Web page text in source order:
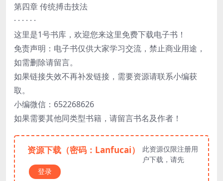
第四章 传统搏击技法
· · · · · ·
这里是1号书库，欢迎您来这里免费下载电子书！
免责声明：电子书仅供大家学习交流，禁止商业用途，
如需删除请留言。
如果链接失效不再补发链接，需要资源请联系小编获
取。
小编微信：652268626
如果需要其他同类型书籍，请留言书名及作者！
资源下载（密码：Lanfucai）
此资源仅限注册用
户下载，请先
登录